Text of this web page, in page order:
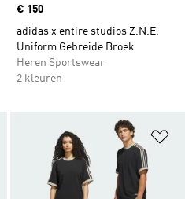
Price
€ 150
adidas x entire studios Z.N.E.
Uniform Gebreide Broek
Heren Sportswear
2 kleuren
Op verlanglijst zetten